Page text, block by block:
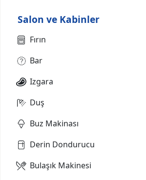
Salon ve Kabinler
Fırın
Bar
Izgara
Duş
Buz Makinası
Derin Dondurucu
Bulaşık Makinesi